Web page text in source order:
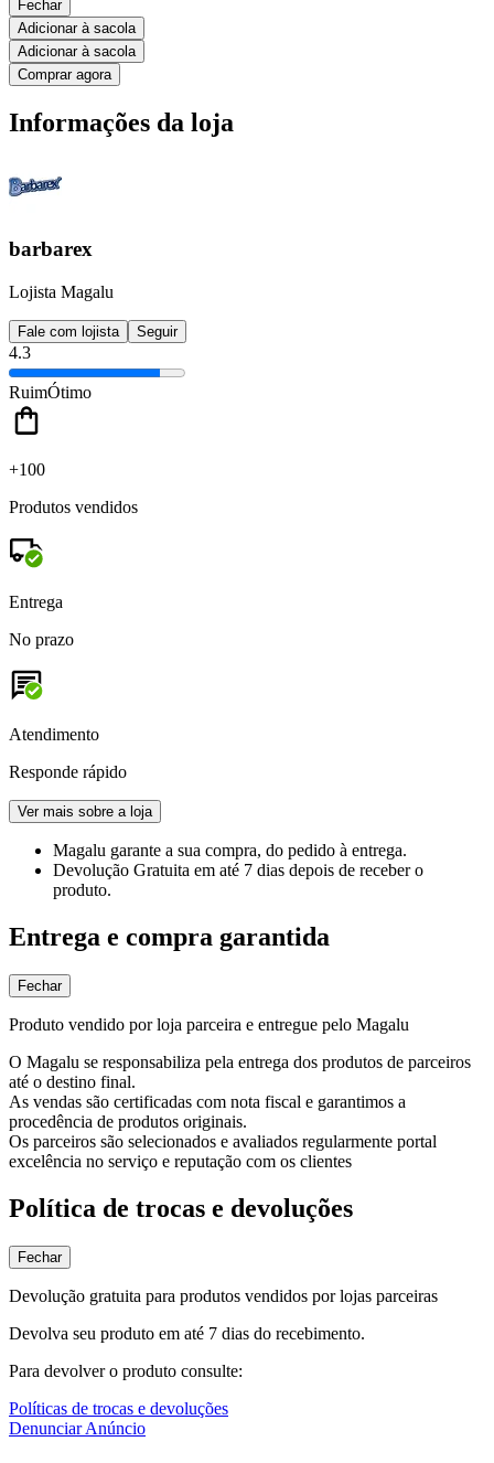
Fechar
Adicionar à sacola
Adicionar à sacola
Comprar agora
Informações da loja
barbarex
Lojista Magalu
Fale com lojista Seguir
4.3
RuimÓtimo
+100
Produtos vendidos
Entrega
No prazo
Atendimento
Responde rápido
Ver mais sobre a loja
Magalu garante a sua compra, do pedido à entrega.
Devolução Gratuita em até 7 dias depois de receber o
produto.
Entrega e compra garantida
Fechar
Produto vendido por loja parceira e entregue pelo Magalu
O Magalu se responsabiliza pela entrega dos produtos de parceiros
até o destino final.
As vendas são certificadas com nota fiscal e garantimos a
procedência de produtos originais.
Os parceiros são selecionados e avaliados regularmente portal
excelência no serviço e reputação com os clientes
Política de trocas e devoluções
Fechar
Devolução gratuita para produtos vendidos por lojas parceiras
Devolva seu produto em até 7 dias do recebimento.
Para devolver o produto consulte:
Políticas de trocas e devoluções
Denunciar Anúncio